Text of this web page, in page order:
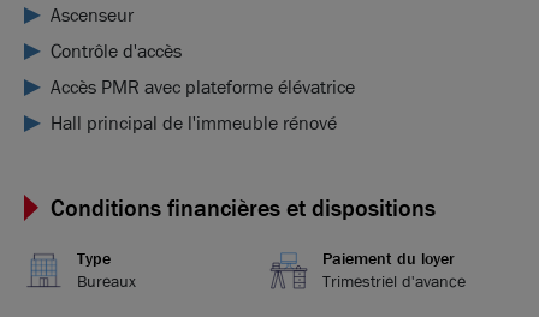
Ascenseur
Contrôle d'accès
Accès PMR avec plateforme élévatrice
Hall principal de l'immeuble rénové
Conditions financières et dispositions
Type
Bureaux
Paiement du loyer
Trimestriel d'avance